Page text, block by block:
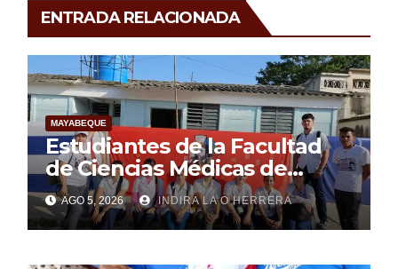
ENTRADA RELACIONADA
MAYABEQUE
Estudiantes de la Facultad
de Ciencias Médicas de
Mayabeque realizan
pesquisa
AGO 5, 2026 INDIRA LA O HERRERA